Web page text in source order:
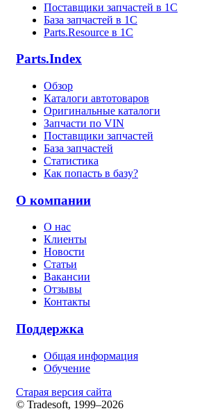
Поставщики запчастей в 1C
База запчастей в 1С
Parts.Resource в 1C
Parts.Index
Обзор
Каталоги автотоваров
Оригинальные каталоги
Запчасти по VIN
Поставщики запчастей
База запчастей
Статистика
Как попасть в базу?
О компании
О нас
Клиенты
Новости
Статьи
Вакансии
Отзывы
Контакты
Поддержка
Общая информация
Обучение
Старая версия сайта
© Tradesoft, 1999–2026